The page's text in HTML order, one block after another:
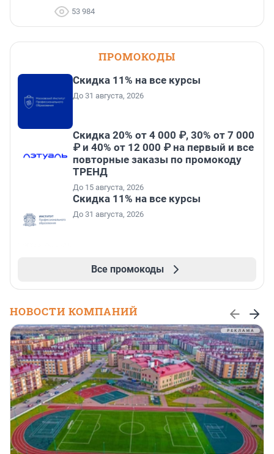
53 984
ПРОМОКОДЫ
Скидка 11% на все курсы
До 31 августа, 2026
Скидка 20% от 4 000 ₽, 30% от 7 000
₽ и 40% от 12 000 ₽ на первый и все
повторные заказы по промокоду
ТРЕНД
До 15 августа, 2026
Скидка 11% на все курсы
До 31 августа, 2026
Все промокоды
НОВОСТИ КОМПАНИЙ